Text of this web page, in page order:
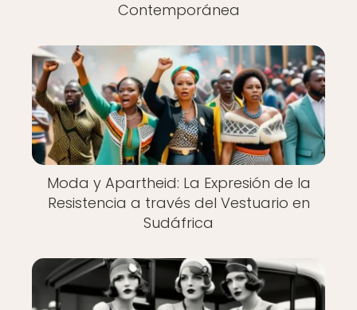
Contemporánea
Moda y Apartheid: La Expresión de la
Resistencia a través del Vestuario en
Sudáfrica